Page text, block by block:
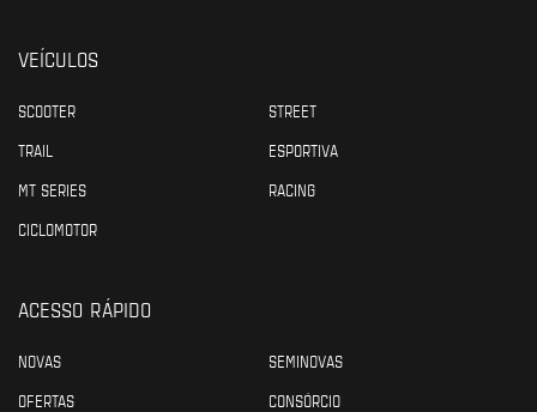
VEÍCULOS
SCOOTER
STREET
TRAIL
ESPORTIVA
MT SERIES
RACING
CICLOMOTOR
ACESSO RÁPIDO
NOVAS
SEMINOVAS
OFERTAS
CONSÓRCIO